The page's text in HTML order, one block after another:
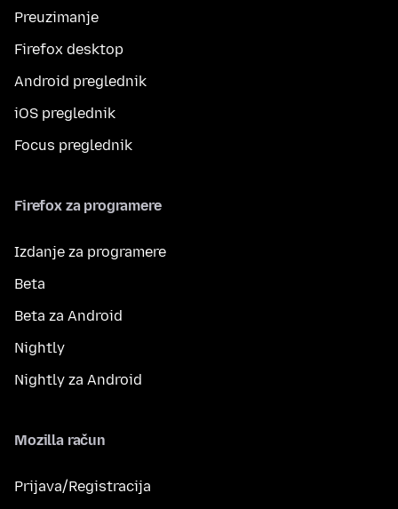
Preuzimanje
Firefox desktop
Android preglednik
iOS preglednik
Focus preglednik
Firefox za programere
Izdanje za programere
Beta
Beta za Android
Nightly
Nightly za Android
Mozilla račun
Prijava/Registracija